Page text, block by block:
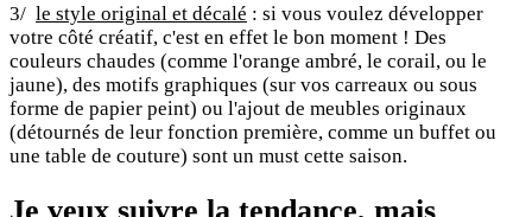
3/ le style original et décalé : si vous voulez développer
votre côté créatif, c'est en effet le bon moment ! Des
couleurs chaudes (comme l'orange ambré, le corail, ou le
jaune), des motifs graphiques (sur vos carreaux ou sous
forme de papier peint) ou l'ajout de meubles originaux
(détournés de leur fonction première, comme un buffet ou
une table de couture) sont un must cette saison.